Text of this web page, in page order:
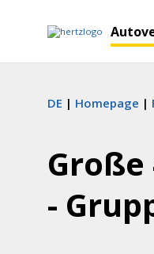
DE Homepage
-